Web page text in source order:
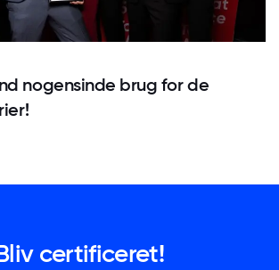
nogensinde brug for de
certificeret!